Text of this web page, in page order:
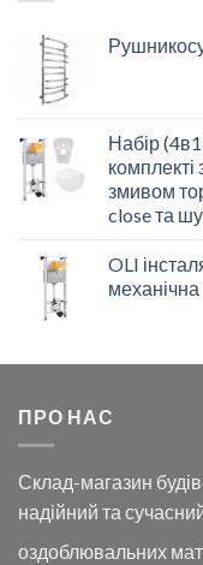
Набір
комплекті
змивом
close та
OLI
механічна
ПРО НАС
Склад-магазин
надійний та
оздоблювальних